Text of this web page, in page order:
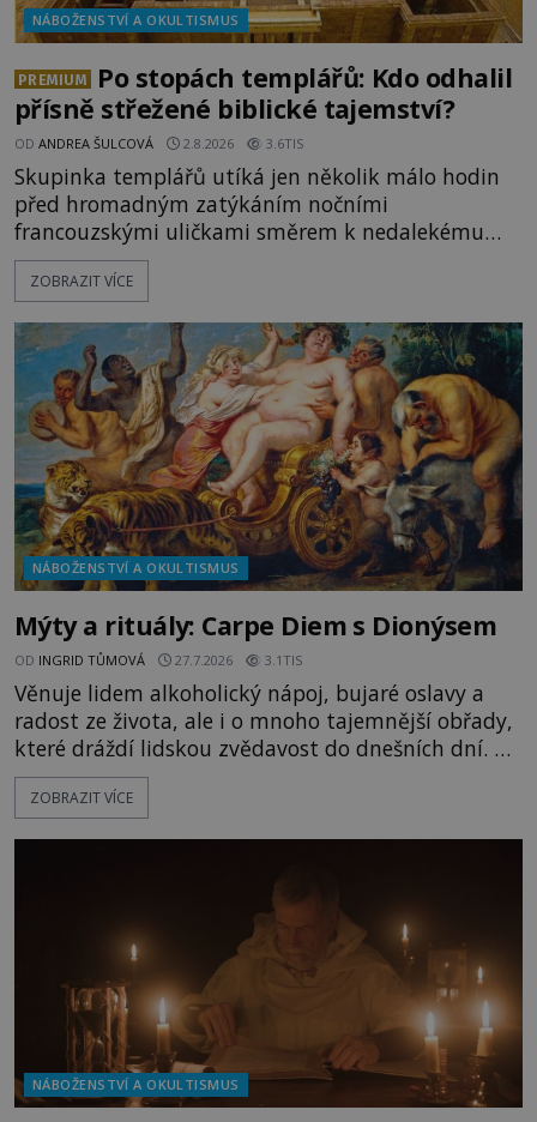
NÁBOŽENSTVÍ A OKULTISMUS
PREMIUM
Po stopách templářů: Kdo odhalil
přísně střežené biblické tajemství?
OD ANDREA ŠULCOVÁ 2.8.2026 3.6TIS
Skupinka templářů utíká jen několik málo hodin
před hromadným zatýkáním nočními
francouzskými uličkami směrem k nedalekému
přístavu. Jeden z nich má přes ramena ranec s
tajemným obsahem. Kapitán lodi už na ně čeká.
vyplouváme,“ sdělí jim. „Kam máme namířeno,
kapitáne?“ zeptá se ho jeden z templářů. „Do Sk
ZOBRAZIT VÍCE
NÁBOŽENSTVÍ A OKULTISMUS
Mýty a rituály: Carpe Diem s Dionýsem
OD INGRID TŮMOVÁ 27.7.2026 3.1TIS
Věnuje lidem alkoholický nápoj, bujaré oslavy a
radost ze života, ale i o mnoho tajemnější obřady,
které dráždí lidskou zvědavost do dnešních dní. Co
doopravdy představuje bůh, jemuž Římané říkají
Bakchus? Mytologický příběh řeckého boha
ZOBRAZIT VÍCE
NÁBOŽENSTVÍ A OKULTISMUS